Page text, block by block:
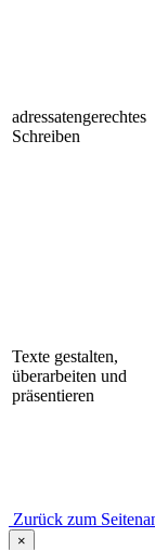
adressatengerechtes
Schreiben
Texte gestalten,
überarbeiten und
präsentieren
Zurück zum
×